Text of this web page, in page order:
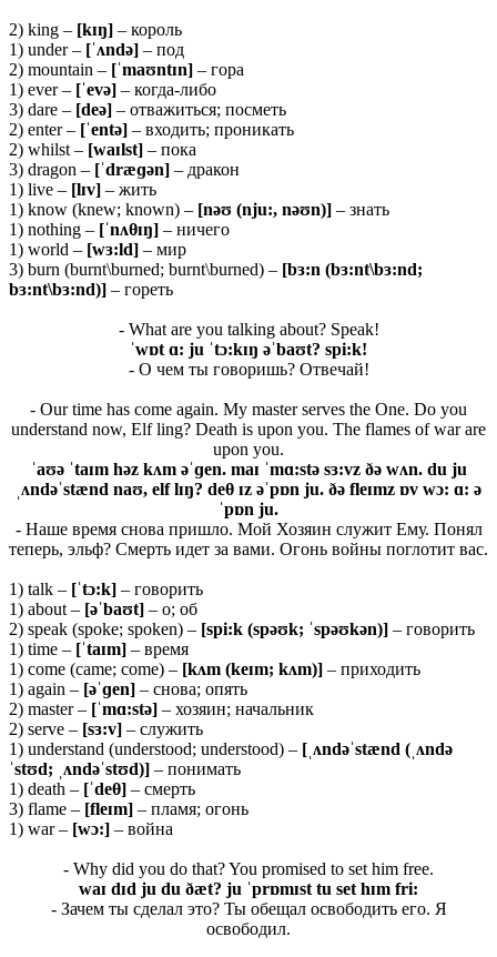
2) king – [kɪŋ] – король
1) under – [ˈʌndə] – под
2) mountain – [ˈmaʊntɪn] – гора
1) ever – [ˈevə] – когда-либо
3) dare – [deə] – отважиться; посметь
2) enter – [ˈentə] – входить; проникать
2) whilst – [waɪlst] – пока
3) dragon – [ˈdræɡən] – дракон
1) live – [lɪv] – жить
1) know (knew; known) – [nəʊ (nju:, nəʊn)] – знать
1) nothing – [ˈnʌθɪŋ] – ничего
1) world – [wɜ:ld] – мир
3) burn (burnt\burned; burnt\burned) – [bɜ:n (bɜ:nt\bɜ:nd;
bɜ:nt\bɜ:nd)] – гореть
- What are you talking about? Speak!
ˈwɒt ɑ: ju ˈtɔ:kɪŋ əˈbaʊt? spi:k!
- О чем ты говоришь? Отвечай!
- Our time has come again. My master serves the One. Do you
understand now, Elf ling? Death is upon you. The flames of war are
upon you.
ˈaʊə ˈtaɪm həz kʌm əˈɡen. maɪ ˈmɑ:stə sɜ:vz ðə wʌn. du ju
ˌʌndəˈstænd naʊ, elflɪŋ? deθ ɪz əˈpɒn ju. ðə fleɪmz ɒv wɔ: ɑ: ə
ˈpɒn ju.
- Наше время снова пришло. Мой Хозяин служит Ему. Понял
теперь, эльф? Смерть идет за вами. Огонь войны поглотит вас.
1) talk – [ˈtɔ:k] – говорить
1) about – [əˈbaʊt] – о; об
2) speak (spoke; spoken) – [spi:k (spəʊk; ˈspəʊkən)] – говорить
1) time – [ˈtaɪm] – время
1) come (came; come) – [kʌm (keɪm; kʌm)] – приходить
1) again – [əˈɡen] – снова; опять
2) master – [ˈmɑ:stə] – хозяин; начальник
2) serve – [sɜ:v] – служить
1) understand (understood; understood) – [ˌʌndəˈstænd (ˌʌndə
ˈstʊd; ˌʌndəˈstʊd)] – понимать
1) death – [ˈdeθ] – смерть
3) flame – [fleɪm] – пламя; огонь
1) war – [wɔ:] – война
- Why did you do that? You promised to set him free.
waɪ dɪd ju du ðæt? ju ˈprɒmɪst tu set hɪm fri:
- Зачем ты сделал это? Ты обещал освободить его. Я
освободил.